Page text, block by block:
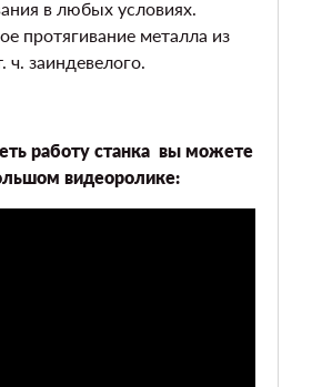
в любых условиях.
протягивание металла из
ч. заиндевелого.
работу станка вы можете
видеоролике: